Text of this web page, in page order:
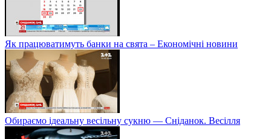
Як працюватимуть банки на свята – Економічні новини
Обираємо ідеальну весільну сукню — Сніданок. Весілля